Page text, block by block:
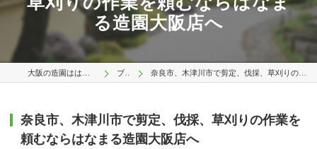
る造園大阪店へ
ブログ 奈良市、木津川市で剪定、伐採、草刈りの作業を頼むならはなまる造園大阪店へ
奈良市、木津川市で剪定、伐採、草刈りの作業を
頼むならはなまる造園大阪店へ